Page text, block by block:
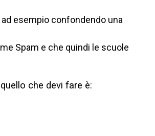
esempio confondendo una
Spam e che quindi le scuole
che devi fare è: